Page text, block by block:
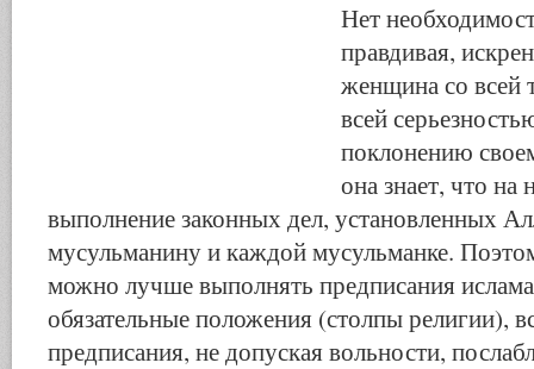
Нет
правдивая,
женщина со всей
всей
поклонению
она знает, что на
выполнение законных дел, установленных
мусульманину и каждой мусульманке.
можно лучше выполнять предписания
обязательные положения (столпы религии),
предписания, не допуская вольности,